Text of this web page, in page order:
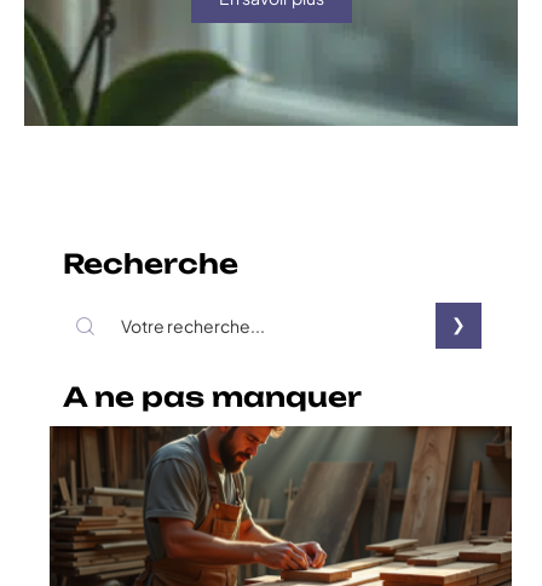
Recherche
A ne pas manquer